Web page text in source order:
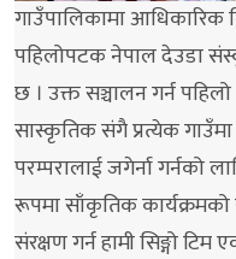
गाउँपालिकामा आधिकारिक
पहिलोपटक नेपाल देउडा
छ । उक्त सञ्चालन गर्न
सास्कृतिक संगै प्रत्येक
परम्परालाई जगेर्ना गर्नको
रूपमा साँकृतिक कार्यक्रमको
संरक्षण गर्न हामी सिङ्गो